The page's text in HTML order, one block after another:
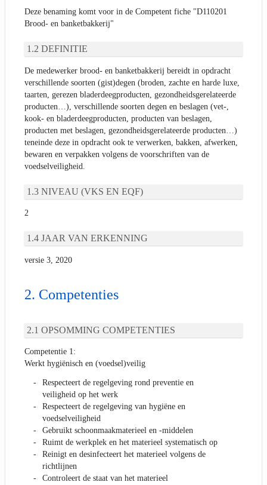
Deze benaming komt voor in de Competent fiche "D110201
Brood- en banketbakkerij"
DEFINITIE
De medewerker brood- en banketbakkerij bereidt in opdracht
verschillende soorten (gist)degen (broden, zachte en harde luxe,
taarten, gerezen bladerdeegproducten, gezondheidsgerelateerde
producten…), verschillende soorten degen en beslagen (vet-,
kook- en bladerdeegproducten, producten van beslagen,
producten met beslagen, gezondheidsgerelateerde producten…)
teneinde deze in opdracht ook te verwerken, bakken, afwerken,
bewaren en verpakken volgens de voorschriften van de
voedselveiligheid.
NIVEAU (VKS EN EQF)
2
JAAR VAN ERKENNING
versie 3, 2020
Competenties
OPSOMMING COMPETENTIES
Competentie 1:
Werkt hygiënisch en (voedsel)veilig
Respecteert de regelgeving rond preventie en
veiligheid op het werk
Respecteert de regelgeving van hygiëne en
voedselveiligheid
Gebruikt schoonmaakmaterieel en -middelen
Ruimt de werkplek en het materieel systematisch op
Reinigt en desinfecteert het materieel volgens de
richtlijnen
Controleert de staat van het materieel